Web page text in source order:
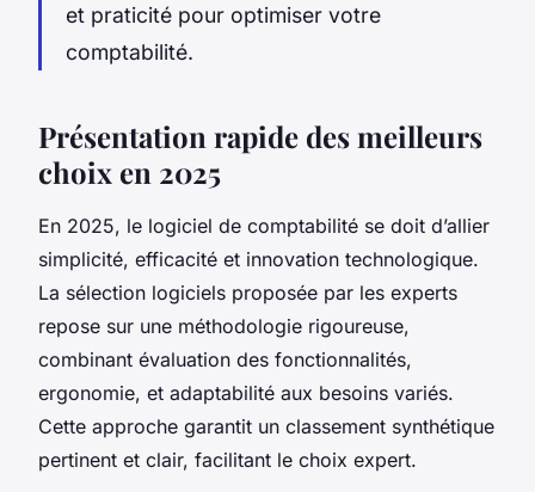
et praticité pour optimiser votre
comptabilité.
Présentation rapide des meilleurs
choix en 2025
En 2025, le logiciel de comptabilité se doit d’allier
simplicité, efficacité et innovation technologique.
La sélection logiciels proposée par les experts
repose sur une méthodologie rigoureuse,
combinant évaluation des fonctionnalités,
ergonomie, et adaptabilité aux besoins variés.
Cette approche garantit un classement synthétique
pertinent et clair, facilitant le choix expert.